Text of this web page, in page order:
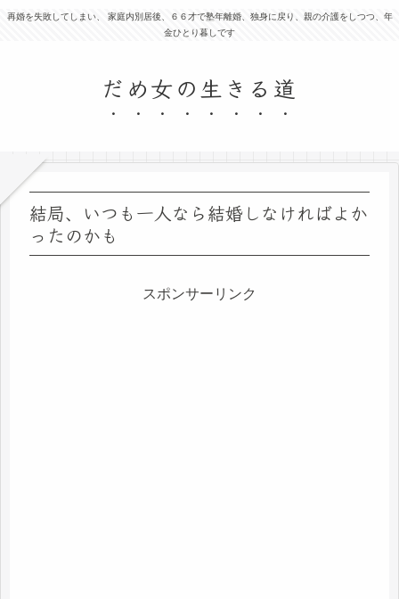
再婚を失敗してしまい、 家庭内別居後、６６才で塾年離婚、独身に戻り、親の介護をしつつ、年
金ひとり暮しです
だめ女の生きる道
結局、いつも一人なら結婚しなければよか
ったのかも
スポンサーリンク